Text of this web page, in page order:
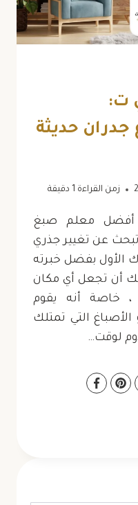
ت:
اصباغ جدران حديثة
زمن القراءة دقيقة
أفضل معلم صبغ
عن تغيير جذري
الأول بفضل خبرته
أن تجعل أي مكان
، خاصة أنه يقوم
التي تمتلك
لوقت…